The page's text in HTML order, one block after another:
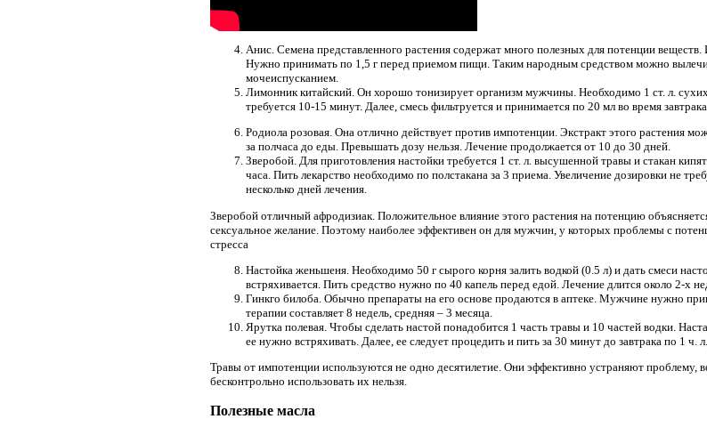
Анис. Семена представленного растения содержат много полезных для потенции
Нужно принимать по 1,5 г перед приемом пищи. Таким народным средством можно
мочеиспусканием.
Лимонник китайский. Он хорошо тонизирует организм мужчины. Необходимо 1 ст. л.
требуется 10-15 минут. Далее, смесь фильтруется и принимается по 20 мл во время
Родиола розовая. Она отлично действует против импотенции. Экстракт этого растения
за полчаса до еды. Превышать дозу нельзя. Лечение продолжается от 10 до 30 дней.
Зверобой. Для приготовления настойки требуется 1 ст. л. высушенной травы и стакан
часа. Пить лекарство необходимо по полстакана за 3 приема. Увеличение дозировки не
несколько дней лечения.
Зверобой отличный афродизиак. Положительное влияние этого растения на потенцию
сексуальное желание. Поэтому наиболее эффективен он для мужчин, у которых проблемы с
стресса
Настойка женьшеня. Необходимо 50 г сырого корня залить водкой (0.5 л) и дать смеси
встряхивается. Пить средство нужно по 40 капель перед едой. Лечение длится около 2-х
Гинкго билоба. Обычно препараты на его основе продаются в аптеке. Мужчине нужно
терапии составляет 8 недель, средняя – 3 месяца.
Ярутка полевая. Чтобы сделать настой понадобится 1 часть травы и 10 частей водки.
ее нужно встряхивать. Далее, ее следует процедить и пить за 30 минут до завтрака по 1 ч.
Травы от импотенции используются не одно десятилетие. Они эффективно устраняют проблему,
бесконтрольно использовать их нельзя.
Полезные масла